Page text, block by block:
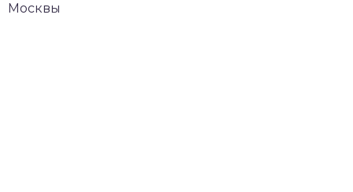
Москвы